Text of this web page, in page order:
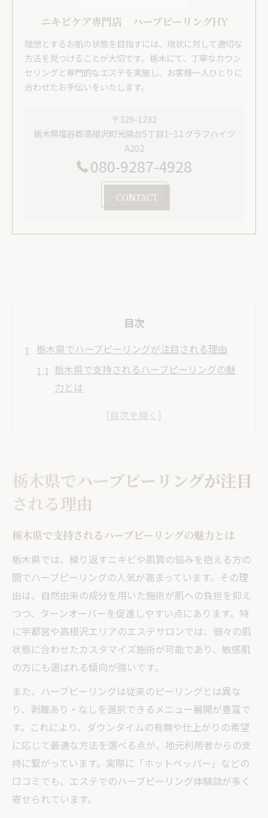
ニキビケア専門店 ハーブピーリングHY
理想とするお肌の状態を目指すには、現状に対して適切な
方法を見つけることが大切です。栃木にて、丁寧なカウン
セリングと専門的なエステを実施し、お客様一人ひとりに
合わせたお手伝いをいたします。
〒329-1232
栃木県塩谷郡高根沢町光陽台5丁目1−12 グラフハイツ
A202
080-9287-4928
CONTACT
目次
栃木県でハーブピーリングが注目される理由
栃木県で支持されるハーブピーリングの魅
力とは
ハーブピーリングがニキビ悩みに選ばれる
中
なぜ栃木県で剥離あり施術が話題なのか
ニキビに悩む方へおすすめの肌管理法
ハーブピーリングで叶える肌質改善のコツ
宇都宮のエステで人気のハーブピーリング
活用法
剥離あり施術となし施術の違いと選び方
エステのプロが教えるハーブピーリング効
果
ハーブピーリング効果の仕組みと期待値
剥離あり・なしで異なる肌変化の特徴
ニキビ改善に役立つ剥離施術のポイント
ハーブピーリングやめた方がいい人の特徴
宇都宮で体験できる剥離施術の実情
宇都宮でも話題ハーブピーリングの実態に迫る
栃木県でハーブピーリングが注目
される理由
栃木県で支持されるハーブピーリングの魅力とは
栃木県では、繰り返すニキビや肌質の悩みを抱える方の
間でハーブピーリングの人気が高まっています。その理
由は、自然由来の成分を用いた施術が肌への負担を抑え
つつ、ターンオーバーを促進しやすい点にあります。特
に宇都宮や高根沢エリアのエステサロンでは、個々の肌
状態に合わせたカスタマイズ施術が可能であり、敏感肌
の方にも選ばれる傾向が強いです。
また、ハーブピーリングは従来のピーリングとは異な
り、剥離あり・なしを選択できるメニュー展開が豊富で
す。これにより、ダウンタイムの有無や仕上がりの希望
に応じて最適な方法を選べる点が、地元利用者からの支
持に繋がっています。実際に「ホットペッパー」などの
口コミでも、エステでのハーブピーリング体験談が多く
寄せられています。